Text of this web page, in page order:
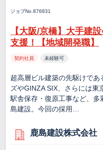
ジョブNo.876831
【大阪/京橋】大手建
支援！【地域開発職】
契約社員 未経験可
超高層ビル建築の先駆けで
ズやGINZA SIX、さらには東
駅舎保存・復原工事など、
島建設。今回の採用…
鹿島建設株式会社